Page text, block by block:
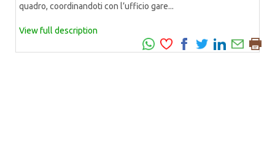
quadro, coordinandoti con l’ufficio gare...
View full description